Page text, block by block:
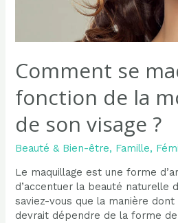
Comment se
fonction de la
de son visage ?
Beauté & Bien-être, Famille,
Le maquillage est une forme
d’accentuer la beauté naturelle
saviez-vous que la manière dont
devrait dépendre de la forme